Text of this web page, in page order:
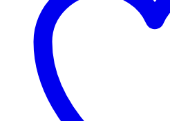
„Ick
hau
ma
ab!"
Menge